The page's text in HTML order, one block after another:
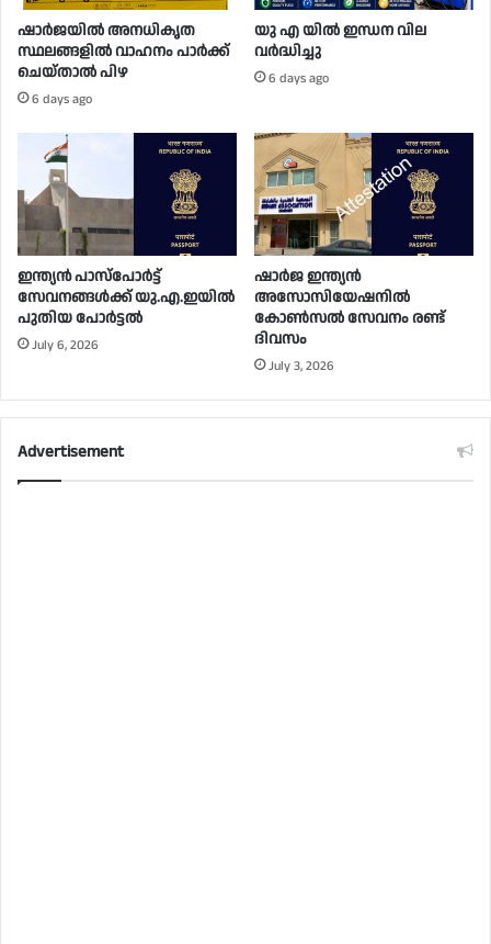
ഷാർജയിൽ അനധികൃത
സ്ഥലങ്ങളിൽ വാഹനം പാർക്ക്
ചെയ്താൽ പിഴ
6 days ago
യു എ യിൽ ഇന്ധന വില
വർദ്ധിച്ചു
6 days ago
ഇന്ത്യൻ പാസ്പോർട്ട്
സേവനങ്ങൾക്ക് യു.എ.ഇയിൽ
പുതിയ പോർട്ടൽ
July 6, 2026
ഷാർജ ഇന്ത്യൻ
അസോസിയേഷനിൽ
കോൺസൽ സേവനം രണ്ട്
ദിവസം
July 3, 2026
Advertisement